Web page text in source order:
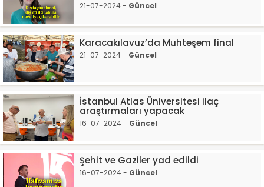
21-07-2024 - Güncel
Karacakılavuz’da Muhteşem final
21-07-2024 - Güncel
İstanbul Atlas Üniversitesi ilaç
araştırmaları yapacak
16-07-2024 - Güncel
Şehit ve Gaziler yad edildi
16-07-2024 - Güncel